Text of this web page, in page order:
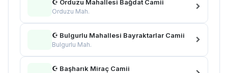
☪ Orduzu Mahallesi Bağdat Camii
Orduzu Mah.
☪ Bulgurlu Mahallesi Bayraktarlar Camii
Bulgurlu Mah.
☪ Başharık Miraç Camii